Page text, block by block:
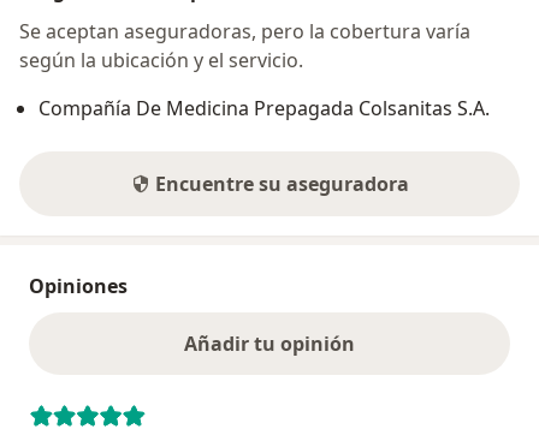
Se aceptan aseguradoras, pero la cobertura varía
según la ubicación y el servicio.
Compañía De Medicina Prepagada Colsanitas S.A.
Encuentre su aseguradora
Opiniones
Añadir tu opinión